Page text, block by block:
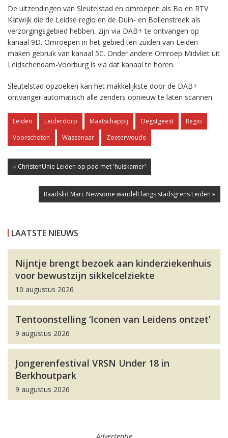
De uitzendingen van Sleutelstad en omroepen als Bo en RTV
Katwijk die de Leidse regio en de Duin- en Bollenstreek als
verzorgingsgebied hebben, zijn via DAB+ te ontvangen op
kanaal 9D. Omroepen in het gebied ten zuiden van Leiden
maken gebruik van kanaal 5C. Onder andere Omroep Midvliet uit
Leidschendam-Voorburg is via dat kanaal te horen.
Sleutelstad opzoeken kan het makkelijkste door de DAB+
ontvanger automatisch alle zenders opnieuw te laten scannen.
Leiden Leiderdorp Maatschappij Oegstgeest
Regio
Voorschoten
Wassenaar Zoeterwoude
« ChristenUnie Leiden op pad met 'huiskamer'
Raadslid Marc Newsome wandelt langs stadsgrens Leiden »
LAATSTE NIEUWS
Nijntje brengt bezoek aan kinderziekenhuis
voor bewustzijn sikkelcelziekte
10 augustus 2026
Tentoonstelling ‘Iconen van Leidens ontzet’
9 augustus 2026
Jongerenfestival VRSN Under 18 in
Berkhoutpark
9 augustus 2026